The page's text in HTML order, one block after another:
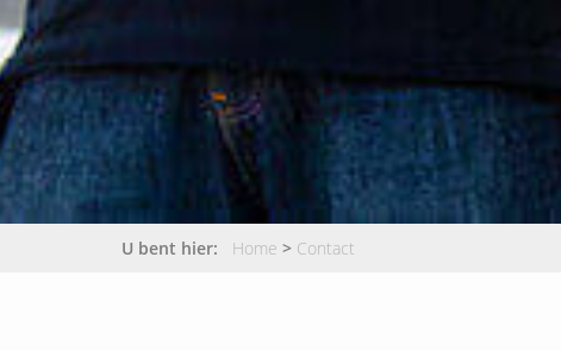
U bent hier: Home > Contact